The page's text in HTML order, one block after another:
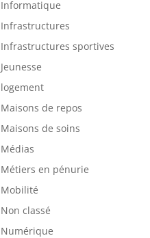
Informatique
Infrastructures
Infrastructures sportives
Jeunesse
logement
Maisons de repos
Maisons de soins
Médias
Métiers en pénurie
Mobilité
Non classé
Numérique